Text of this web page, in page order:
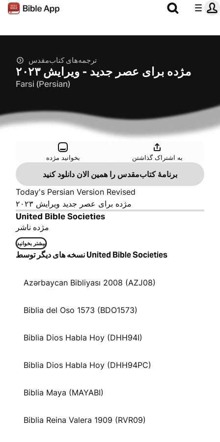
ترجمه‌های کتاب‌مقدس
مژده برای عصر جدید - ویرایش ۲۰۲۳
Farsi (Persian)
بخوانید مژده به اشتراک گذاشتن
برنامهٔ کتاب‌مقدس را همین الان دانلود کنید
Today's Persian Version Revised
مژده برای عصر جدید ویرایش ۲۰۲۳
United Bible Societies
مژده ناشر
بیشتر بخوانید
نسخه های دیگر توسط United Bible Societies
Azərbaycan Bibliyası 2008 (AZJ08)
Biblia del Oso 1573 (BDO1573)
Biblia Dios Habla Hoy (DHH94I)
Biblia Dios Habla Hoy (DHH94PC)
Biblia Maya (MAYABI)
Biblia Reina Valera 1909 (RVR09)